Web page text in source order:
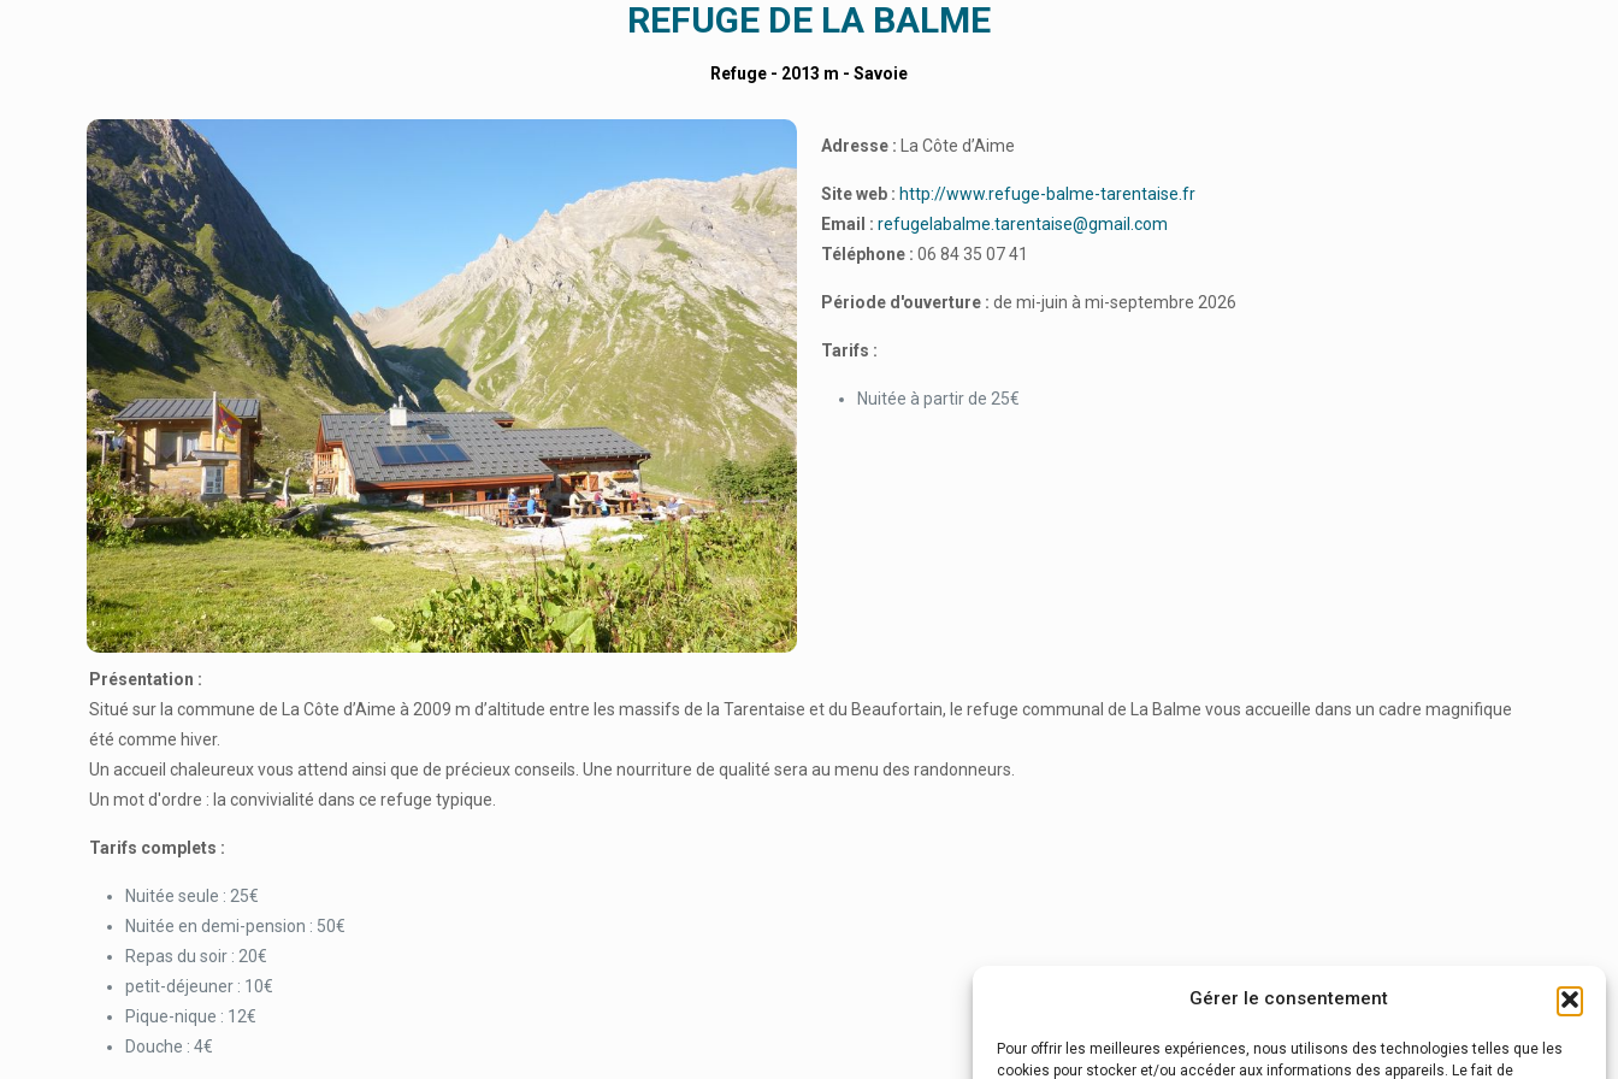
Gérer le consentement
Pour offrir les meilleures expériences, nous utilisons des technologies telles que les
cookies pour stocker et/ou accéder aux informations des appareils. Le fait de
REFUGE DE LA BALME
Refuge - 2013 m - Savoie
Adresse : La Côte d’Aime
Site web : http://www.refuge-balme-tarentaise.fr
Email : refugelabalme.tarentaise@gmail.com
Téléphone : 06 84 35 07 41
Période d'ouverture : de mi-juin à mi-septembre 2026
Tarifs :
Nuitée à partir de 25€
Présentation :
Situé sur la commune de La Côte d’Aime à 2009 m d’altitude entre les massifs de la Tarentaise et du Beaufortain, le refuge communal de La Balme vous accueille dans un cadre magnifique
été comme hiver.
Un accueil chaleureux vous attend ainsi que de précieux conseils. Une nourriture de qualité sera au menu des randonneurs.
Un mot d'ordre : la convivialité dans ce refuge typique.
Tarifs complets :
Nuitée seule : 25€
Nuitée en demi-pension : 50€
Repas du soir : 20€
petit-déjeuner : 10€
Pique-nique : 12€
Douche : 4€